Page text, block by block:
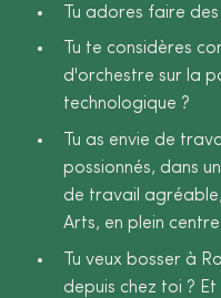
Tu adores faire
Tu te considères
d'orchestre sur la
technologique ?
Tu as envie de
possionnés, dans
de travail
Arts, en plein
Tu veux bosser à
depuis chez toi ?